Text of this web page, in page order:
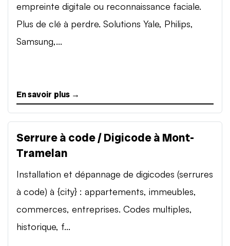
empreinte digitale ou reconnaissance faciale.
Plus de clé à perdre. Solutions Yale, Philips,
Samsung,...
En savoir plus →
Serrure à code / Digicode à Mont-
Tramelan
Installation et dépannage de digicodes (serrures
à code) à {city} : appartements, immeubles,
commerces, entreprises. Codes multiples,
historique, f...